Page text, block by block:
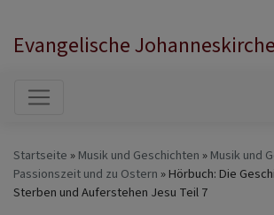
Evangelische
Hauptnavigation
Startseite Musik und Geschichten
Musik und
Passionszeit und zu Ostern
Hörbuch: Die
Sterben und Auferstehen Jesu Teil 7